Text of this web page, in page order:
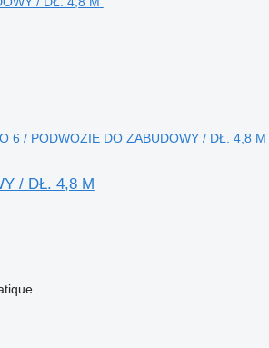
6 / PODWOZIE DO ZABUDOWY / DŁ. 4,8 M
/ DŁ. 4,8 M